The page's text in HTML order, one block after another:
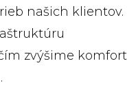
našich klientov.
zvýšime komfort